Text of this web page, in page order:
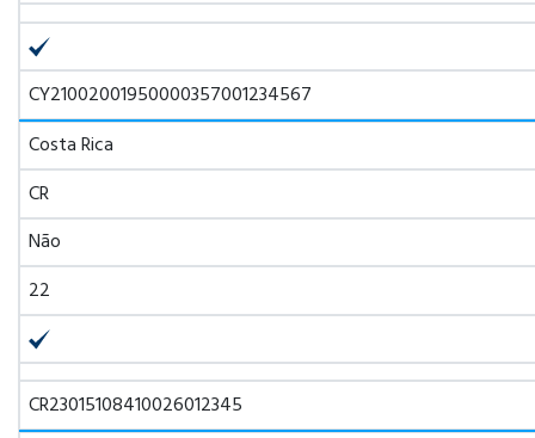
CY21002001950000357001234567
Costa Rica
CR
Não
22
CR23015108410026012345